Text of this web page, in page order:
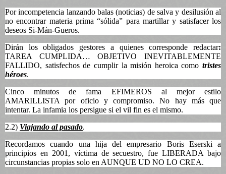
Por incompetencia lanzando balas (noticias) de salva y desilusión al
no encontrar materia prima “sólida” para martillar y satisfacer los
deseos Si-Mán-Gueros.
Dirán los obligados gestores a quienes corresponde redactar:
TAREA CUMPLIDA… OBJETIVO INEVITABLEMENTE
FALLIDO, satisfechos de cumplir la misión heroica como tristes
héroes.
Cinco minutos de fama EFIMEROS al mejor estilo
AMARILLISTA por oficio y compromiso. No hay más que
intentar. La infamia los persigue si el vil fin es el mismo.
2.2) Viajando al pasado.
Recordamos cuando una hija del empresario Boris Eserski a
principios en 2001, víctima de secuestro, fue LIBERADA bajo
circunstancias propias solo en AUNQUE UD NO LO CREA.